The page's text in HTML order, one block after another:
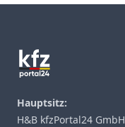
Hauptsitz:
H&B kfzPortal24 GmbH